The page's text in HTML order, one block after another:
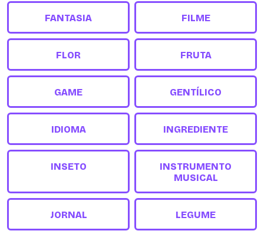
FANTASIA FILME
FLOR FRUTA
GAME GENTÍLICO
IDIOMA INGREDIENTE
INSETO
INSTRUMENTO
MUSICAL
JORNAL LEGUME